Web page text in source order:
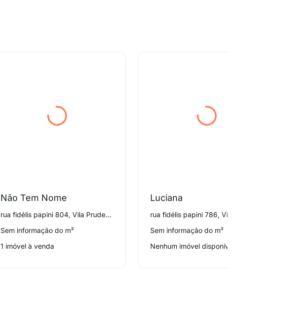
Não Tem Nome
rua fidélis papini 804, Vila Prudente
Sem informação do m²
1 imóvel à venda
Luciana
Sem informação do m²
Nenhum imóvel disponível